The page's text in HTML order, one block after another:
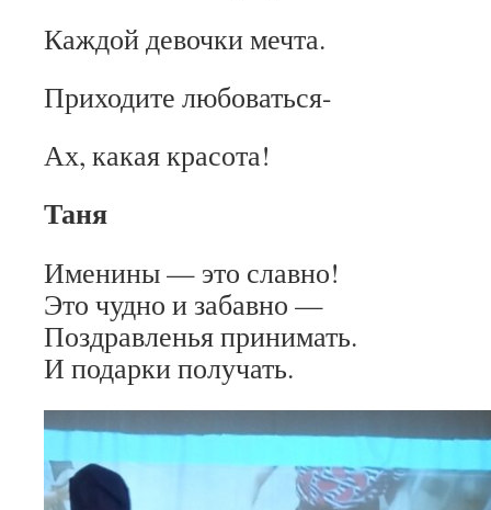
Каждой девочки мечта.
Приходите любоваться-
Ах, какая красота!
Таня
Именины — это славно!
Это чудно и забавно —
Поздравленья принимать.
И подарки получать.